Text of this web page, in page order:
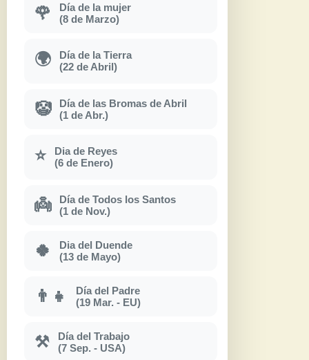
🌹
Día de la mujer
(8 de Marzo)
🌍
Día de la Tierra
(22 de Abril)
🤡
Día de las Bromas de Abril
(1 de Abr.)
⭐
Dia de Reyes
(6 de Enero)
👼
Día de Todos los Santos
(1 de Nov.)
🍀
Dia del Duende
(13 de Mayo)
👨‍👧
Día del Padre
(19 Mar. - EU)
⚒
Día del Trabajo
(7 Sep. - USA)